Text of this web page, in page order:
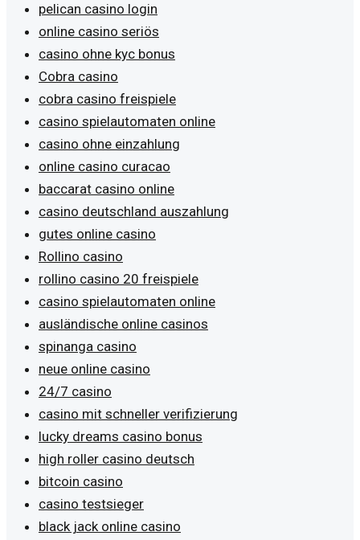
pelican casino login
online casino seriös
casino ohne kyc bonus
Cobra casino
cobra casino freispiele
casino spielautomaten online
casino ohne einzahlung
online casino curacao
baccarat casino online
casino deutschland auszahlung
gutes online casino
Rollino casino
rollino casino 20 freispiele
casino spielautomaten online
ausländische online casinos
spinanga casino
neue online casino
24/7 casino
casino mit schneller verifizierung
lucky dreams casino bonus
high roller casino deutsch
bitcoin casino
casino testsieger
black jack online casino